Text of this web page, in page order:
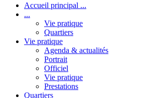
Accueil principal ...
...
Vie pratique
Quartiers
Vie pratique
Agenda & actualités
Portrait
Officiel
Vie pratique
Prestations
Quartiers